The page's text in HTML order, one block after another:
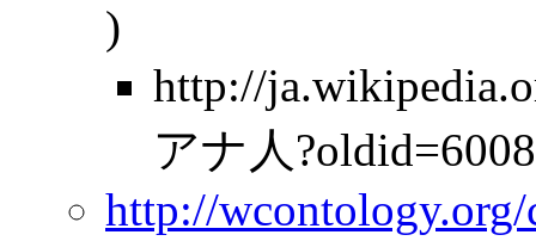
)
http://
アナ人
http://wcontology.org/